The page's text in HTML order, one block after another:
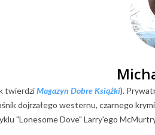
twierdziMagazyn Dobre Książki).
dojrzałego westernu, czarnego
"Lonesome Dove" Larry'ego